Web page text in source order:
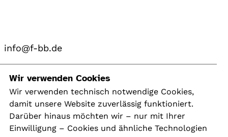
info@f-bb.de
Navigation
Kontakt
Presse
Wir verwenden Cookies
Wir verwenden technisch notwendige Cookies,
damit unsere Website zuverlässig funktioniert.
Darüber hinaus möchten wir – nur mit Ihrer
Einwilligung – Cookies und ähnliche Technologien